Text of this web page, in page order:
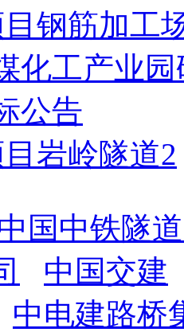
钢筋加工
化工产业
公告
岩岭隧道2
国中铁隧
中国交建
中电建路桥